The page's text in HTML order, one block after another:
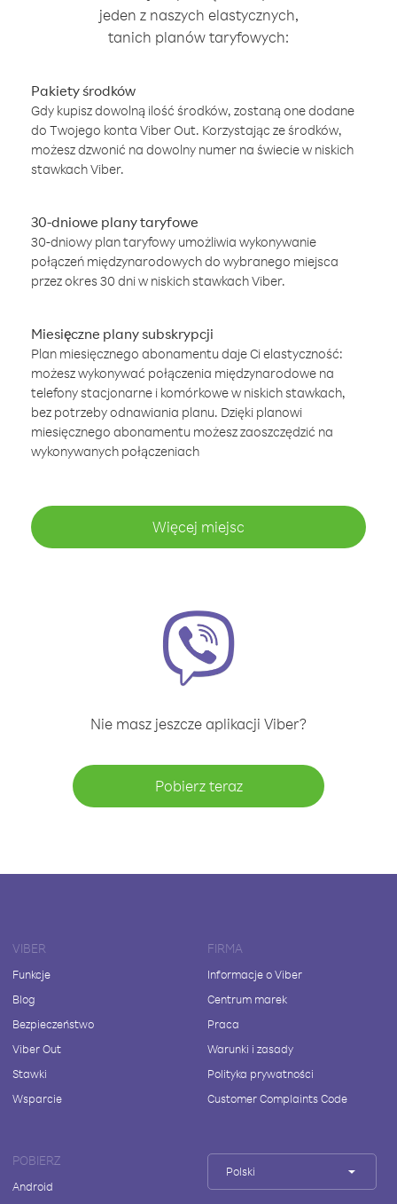
jeden z naszych elastycznych,
tanich planów taryfowych:
Pakiety środków
Gdy kupisz dowolną ilość środków, zostaną one dodane
do Twojego konta Viber Out. Korzystając ze środków,
możesz dzwonić na dowolny numer na świecie w niskich
stawkach Viber.
30-dniowe plany taryfowe
30-dniowy plan taryfowy umożliwia wykonywanie
połączeń międzynarodowych do wybranego miejsca
przez okres 30 dni w niskich stawkach Viber.
Miesięczne plany subskrypcji
Plan miesięcznego abonamentu daje Ci elastyczność:
możesz wykonywać połączenia międzynarodowe na
telefony stacjonarne i komórkowe w niskich stawkach,
bez potrzeby odnawiania planu. Dzięki planowi
miesięcznego abonamentu możesz zaoszczędzić na
wykonywanych połączeniach
Więcej miejsc
Nie masz jeszcze aplikacji Viber?
Pobierz teraz
VIBER
Funkcje
Blog
Bezpieczeństwo
Viber Out
Stawki
Wsparcie
FIRMA
Informacje o Viber
Centrum marek
Praca
Warunki i zasady
Polityka prywatności
Customer Complaints Code
POBIERZ
Android
Polski